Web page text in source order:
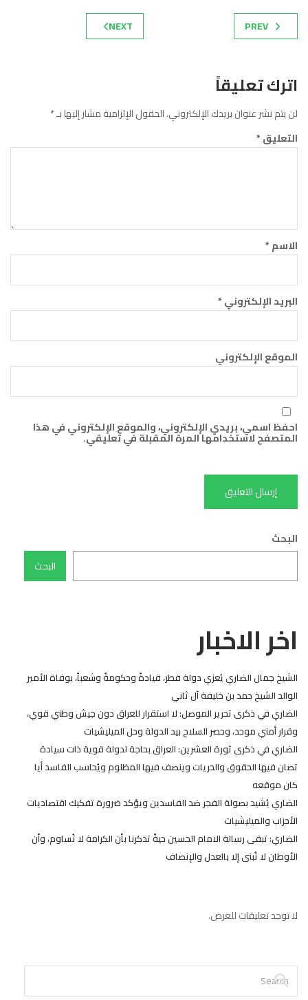
PREV
NEXT
اترك تعليقاً
لن يتم نشر عنوان بريدك الإلكتروني.الحقول الإلزامية مشار إليها بـ*
التعليق*
الاسم*
البريد الإلكتروني*
الموقع الإلكتروني
احفظ اسمي، بريدي الإلكتروني، والموقع الإلكتروني في هذا
المتصفح لاستخدامها المرة المقبلة في تعليقي.
البحث
البحث
اخر الاخبار
الشيخ جمال الضاري يُعزي دولة قطر، قيادةً وحكومةً وشعباً، بوفاة الأمير
الوالد الشيخ حمد بن خليفة آل ثاني
الضاري في ذكرى تحرير الموصل: لا استقرار للعراق دون جيش وطني قوي،
وقرار أمني موحد، وحصر السلاح بيد الدولة وحل الميليشيات
الضاري في ذكرى ثورة العشرين: العراق بحاجة لدولة قوية ذات سيادة
تصان فيها الحقوق والحريات وينصف فيها المظلوم ويُحاسب الفاسد أيا
كان موقعه
الضاري يُشيد بصولة الفجر ضد الفاسدين ويؤكد ضرورة تفكيك اقتصاديات
الأحزاب والميليشيات
الضاري: تبقى رسالة الامام الحسين حيةً تذكرنا بأن الكرامة لا تُساوم، وأن
الأوطان لا تُبنى إلا بالعدل والإنصاف
لا توجد تعليقات للعرض.